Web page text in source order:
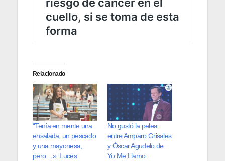
Relacionado
“Tenía en mente una
ensalada, un pescado
y una mayonesa,
pero…»: Luces
No gustó la pelea
entre Amparo Grisales
y Óscar Agudelo de
Yo Me Llamo